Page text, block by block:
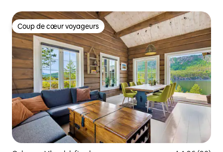
Coup de cœur voyageurs
Coup de cœur voyageurs